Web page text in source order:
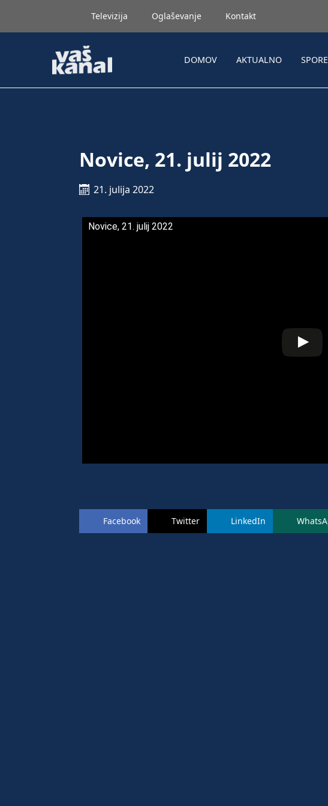
Televizija Oglaševanje Kontakt
DOMOV AKTUALNO
Novice, 21. julij 2022
21. julija 2022
Novice, 21. julij 2022
Facebook Twitter LinkedIn